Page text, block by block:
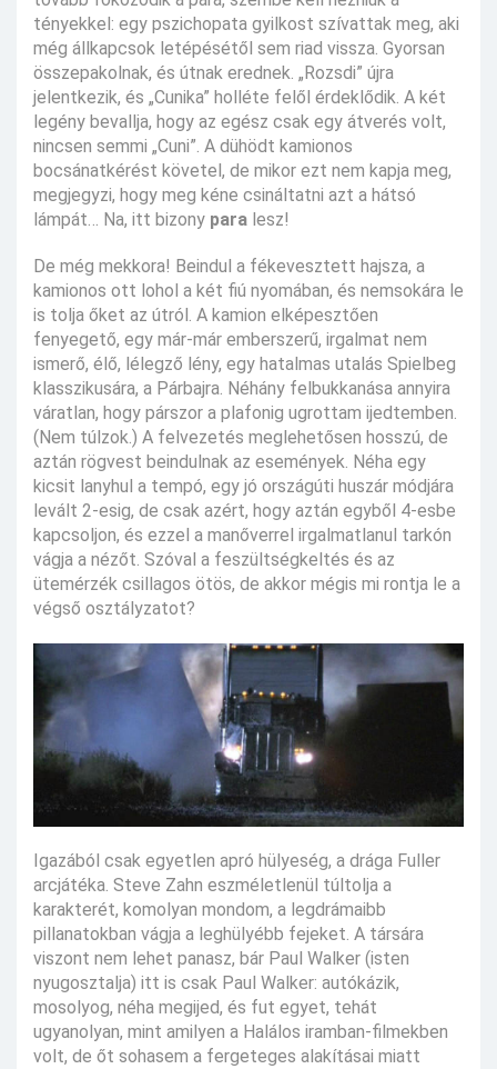
tényekkel: egy pszichopata gyilkost szívattak meg, aki
még állkapcsok letépésétől sem riad vissza. Gyorsan
összepakolnak, és útnak erednek. „Rozsdi” újra
jelentkezik, és „Cunika” holléte felől érdeklődik. A két
legény bevallja, hogy az egész csak egy átverés volt,
nincsen semmi „Cuni”. A dühödt kamionos
bocsánatkérést követel, de mikor ezt nem kapja meg,
megjegyzi, hogy meg kéne csináltatni azt a hátsó
lámpát… Na, itt bizony para lesz!
De még mekkora! Beindul a fékevesztett hajsza, a
kamionos ott lohol a két fiú nyomában, és nemsokára le
is tolja őket az útról. A kamion elképesztően
fenyegető, egy már-már emberszerű, irgalmat nem
ismerő, élő, lélegző lény, egy hatalmas utalás Spielbeg
klasszikusára, a Párbajra. Néhány felbukkanása annyira
váratlan, hogy párszor a plafonig ugrottam ijedtemben.
(Nem túlzok.) A felvezetés meglehetősen hosszú, de
aztán rögvest beindulnak az események. Néha egy
kicsit lanyhul a tempó, egy jó országúti huszár módjára
levált 2-esig, de csak azért, hogy aztán egyből 4-esbe
kapcsoljon, és ezzel a manőverrel irgalmatlanul tarkón
vágja a nézőt. Szóval a feszültségkeltés és az
ütemérzék csillagos ötös, de akkor mégis mi rontja le a
végső osztályzatot?
Igazából csak egyetlen apró hülyeség, a drága Fuller
arcjátéka. Steve Zahn eszméletlenül túltolja a
karakterét, komolyan mondom, a legdrámaibb
pillanatokban vágja a leghülyébb fejeket. A társára
viszont nem lehet panasz, bár Paul Walker (isten
nyugosztalja) itt is csak Paul Walker: autókázik,
mosolyog, néha megijed, és fut egyet, tehát
ugyanolyan, mint amilyen a Halálos iramban-filmekben
volt, de őt sohasem a fergeteges alakításai miatt